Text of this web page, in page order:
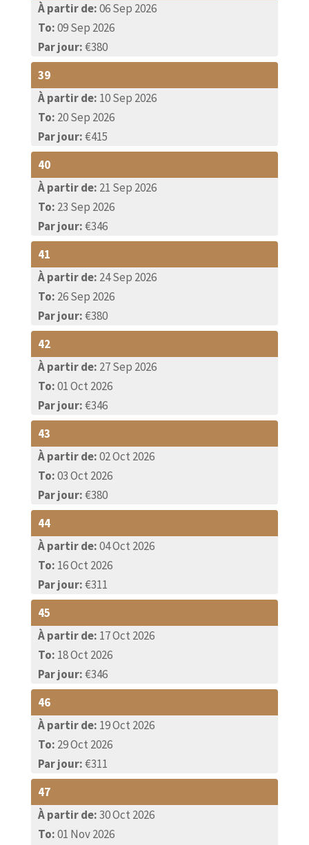
À partir de:06 Sep 2026
To:09 Sep 2026
Par jour:€380
39
À partir de: 10 Sep 2026
To: 20 Sep 2026
Par jour:€415
40
À partir de: 21 Sep 2026
To: 23 Sep 2026
Par jour:€346
41
À partir de: 24 Sep 2026
To: 26 Sep 2026
Par jour:€380
42
À partir de: 27 Sep 2026
To:01 Oct 2026
Par jour:€346
43
À partir de:02 Oct 2026
To:03 Oct 2026
Par jour:€380
44
À partir de:04 Oct 2026
To: 16 Oct 2026
Par jour:€311
45
À partir de: 17 Oct 2026
To: 18 Oct 2026
Par jour:€346
46
À partir de: 19 Oct 2026
To: 29 Oct 2026
Par jour:€311
47
À partir de:30 Oct 2026
To:01 Nov 2026